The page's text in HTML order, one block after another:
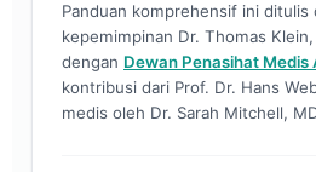
Panduan komprehensif ini ditulis
kepemimpinan Dr. Thomas
dengan Dewan Penasihat Medis
kontribusi dari Prof. Dr. Hans
medis oleh Dr. Sarah Mitchell,